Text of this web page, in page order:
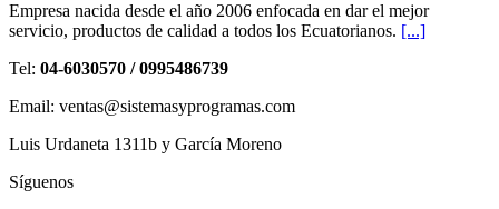
Empresa nacida desde el año 2006 enfocada en dar el mejor
servicio, productos de calidad a todos los Ecuatorianos. [...]
Tel: 04-6030570 / 0995486739
Email: ventas@sistemasyprogramas.com
Luis Urdaneta 1311b y García Moreno
Síguenos